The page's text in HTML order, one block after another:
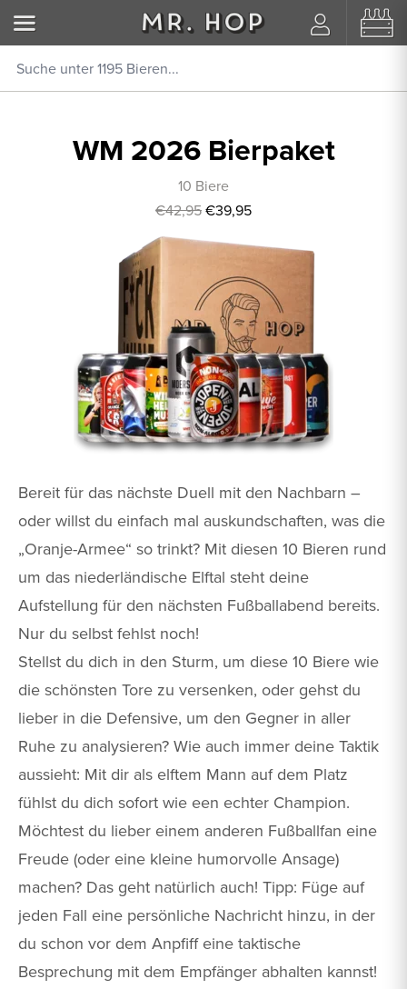
WM 2026 Bierpaket
10 Biere
€42,95€39,95
Bereit für das nächste Duell mit den Nachbarn –
oder willst du einfach mal auskundschaften, was die
„Oranje-Armee“ so trinkt? Mit diesen 10 Bieren rund
um das niederländische Elftal steht deine
Aufstellung für den nächsten Fußballabend bereits.
Nur du selbst fehlst noch!
Stellst du dich in den Sturm, um diese 10 Biere wie
die schönsten Tore zu versenken, oder gehst du
lieber in die Defensive, um den Gegner in aller
Ruhe zu analysieren? Wie auch immer deine Taktik
aussieht: Mit dir als elftem Mann auf dem Platz
fühlst du dich sofort wie een echter Champion.
Möchtest du lieber einem anderen Fußballfan eine
Freude (oder eine kleine humorvolle Ansage)
machen? Das geht natürlich auch! Tipp: Füge auf
jeden Fall eine persönliche Nachricht hinzu, in der
du schon vor dem Anpfiff eine taktische
Besprechung mit dem Empfänger abhalten kannst!